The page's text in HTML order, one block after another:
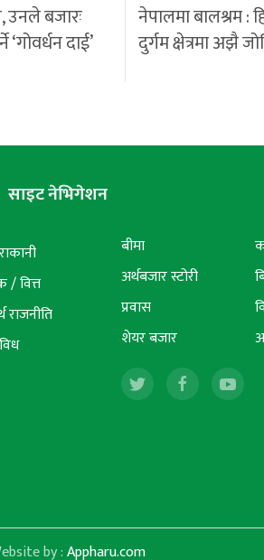
बजारः
दाई’
नेपालमा बालश्रम :
दुर्गम क्षेत्रमा अझै
साइट नेभिगेशन
/ वित्त
राजनीति
बीमा
अर्थबजार स्टोरी
प्रवास
शेयर बजार
by :Appharu.com